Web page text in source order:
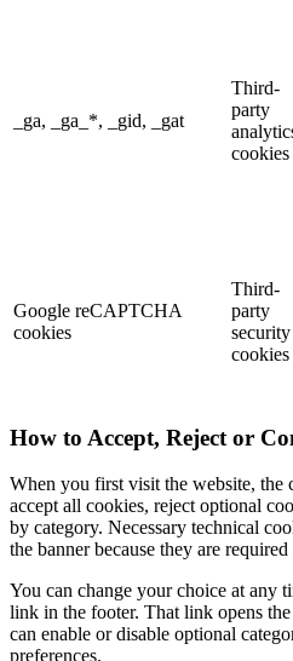
_ga, _ga_*, _gid, _gat
Third-
party
cookies
Google reCAPTCHA
cookies
Third-
party
security
cookies
How to Accept, Reject or
When you first visit the website, the
accept all cookies, reject optional
by category. Necessary technical
the banner because they are
You can change your choice at any
link in the footer. That link opens
can enable or disable optional
preferences.